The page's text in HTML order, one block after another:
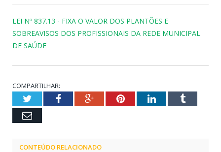
LEI Nº 837.13 - FIXA O VALOR DOS PLANTÕES E
SOBREAVISOS DOS PROFISSIONAIS DA REDE MUNICIPAL
DE SAÚDE
COMPARTILHAR:
TwitterFacebookGoogle+PinterestLinkedInTumblr
Email
CONTEÚDO RELACIONADO